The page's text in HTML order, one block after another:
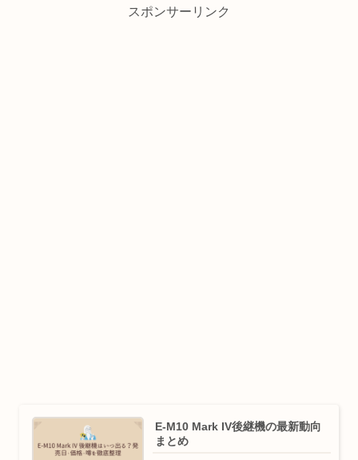
スポンサーリンク
E-M10 Mark IV後継機の最新動向
まとめ